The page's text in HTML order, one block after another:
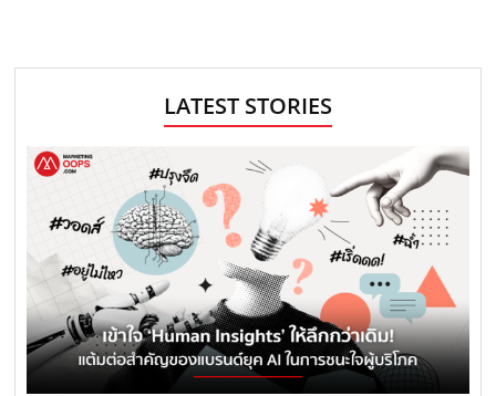
LATEST STORIES